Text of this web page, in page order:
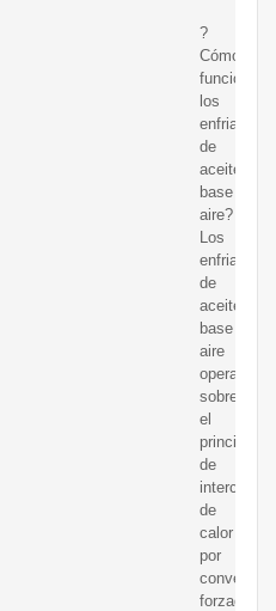
?
Cómo
funcionan
los
enfriadores
de
aceite
base
aire?
Los
enfriadores
de
aceite
base
aire
operan
sobre
el
principio
de
de
calor
por
forzada.